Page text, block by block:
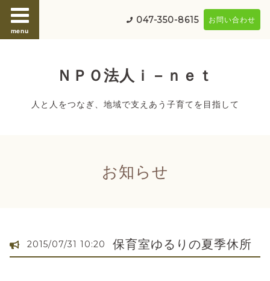
menu
047-350-8615 お問い合わせ
ＮＰＯ法人ｉ－ｎｅｔ
人と人をつなぎ、地域で支えあう子育てを目指して
お知らせ
2015/07/31 10:20 保育室ゆるりの夏季休所